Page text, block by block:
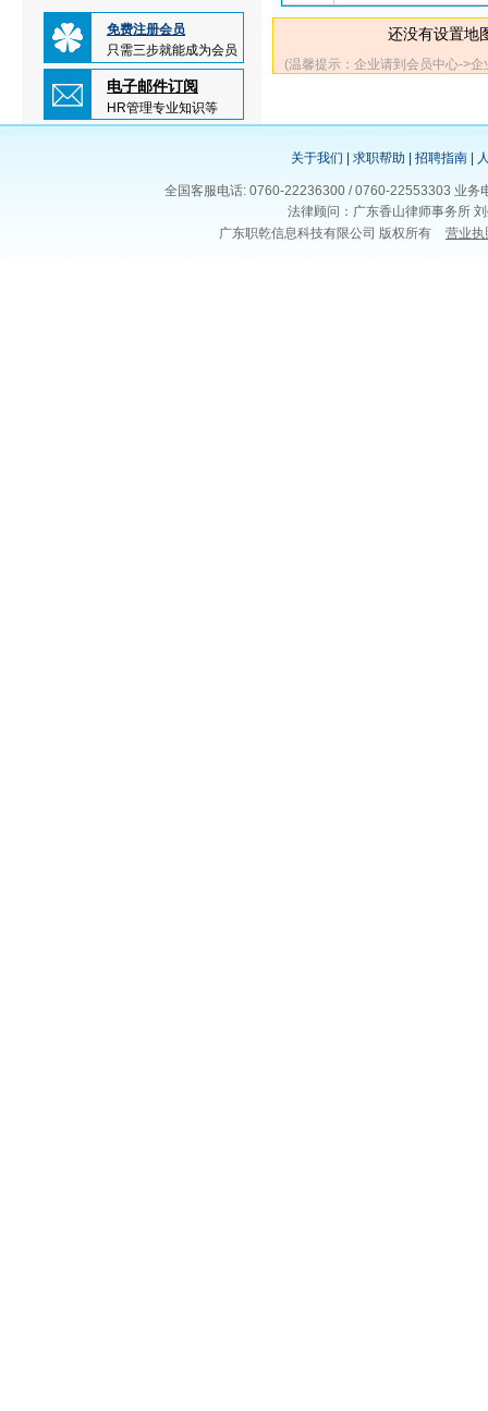
免费注册会员
只需三步就能成为会员
电子邮件订阅
HR管理专业知识等
还没有设置地
(温馨提示：企业请到会员中心->
关于我们 求职帮助 招聘指南
全国客服电话: 0760-22236300 / 0760-22553303 业
法律顾问：广东香山律师事务所
广东职乾信息科技有限公司 版权所有
营业执